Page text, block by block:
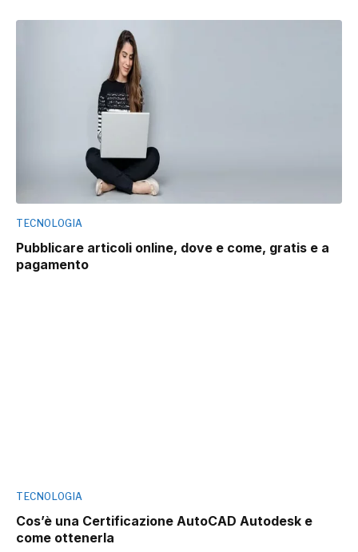
TECNOLOGIA
Pubblicare articoli online, dove e come, gratis e a
pagamento
TECNOLOGIA
Cos’è una Certificazione AutoCAD Autodesk e
come ottenerla